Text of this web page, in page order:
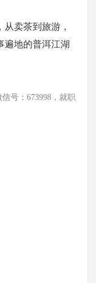
卖茶到旅游，
遍地的普洱江湖
号：673998，就职